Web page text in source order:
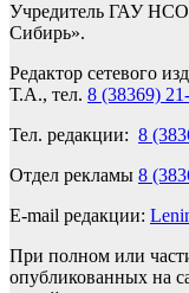
Учредитель ГАУ НСО
Сибирь».
Редактор сетевого
Т.А., тел. 8 (38369)
Тел. редакции: 8
Отдел рекламы 8
E-mail редакции:
При полном или
опубликованных на